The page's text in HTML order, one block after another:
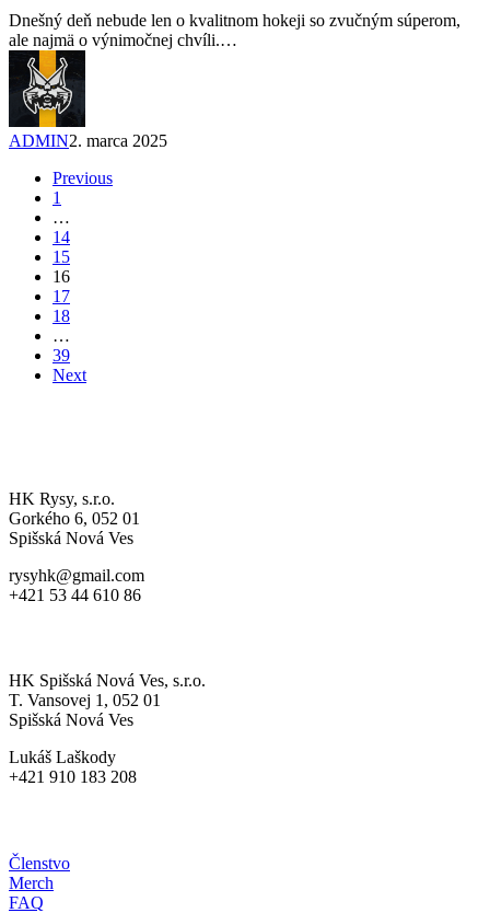
Dnešný deň nebude len o kvalitnom hokeji so zvučným súperom,
ale najmä o výnimočnej chvíli.…
ADMIN2. marca 2025
Previous
1
…
14
15
16
17
18
…
39
Next
HK Rysy, s.r.o.
Gorkého 6, 052 01
Spišská Nová Ves
rysyhk@gmail.com
+421 53 44 610 86
HK Spišská Nová Ves, s.r.o.
T. Vansovej 1, 052 01
Spišská Nová Ves
Lukáš Laškody
+421 910 183 208
Členstvo
Merch
FAQ